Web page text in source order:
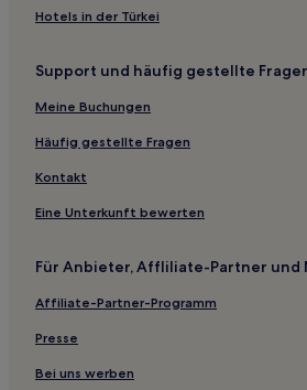
Santa Lucía Hotels
Oliva Altstadt Hotels
Almadrava Strand: Hotels
El Rafalet Hotels
Almiserà Hotels
Dénia Hotels
Daimuz Hotels
Safor: Hotels
Pinet Hotels
Benitatxell Hotels
Hotels in der Türkei
Support und häufig gestellte
Meine Buchungen
Häufig gestellte Fragen
Kontakt
Eine Unterkunft bewerten
Für Anbieter, Affliliate-Partner und
Affiliate-Partner-Programm
Presse
Bei uns werben